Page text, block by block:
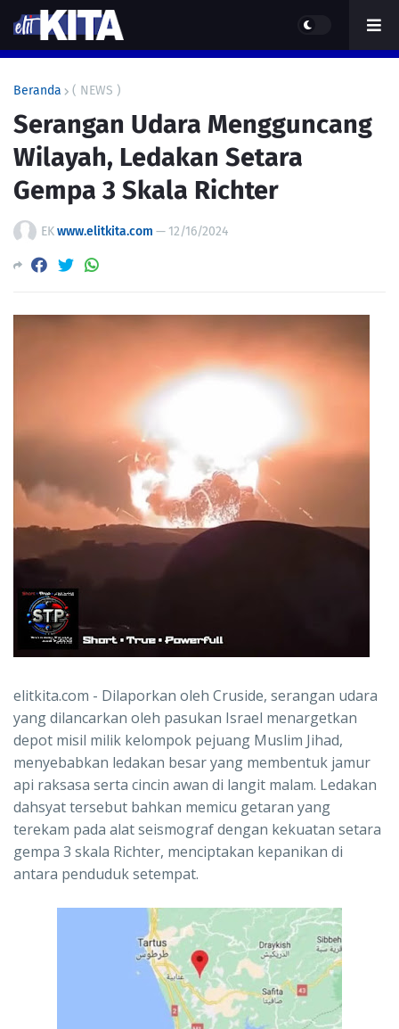
Beranda ( NEWS )
Serangan Udara Mengguncang
Wilayah, Ledakan Setara
Gempa 3 Skala Richter
EKwww.elitkita.com — 12/16/2024
elitkita.com - Dilaporkan oleh Cruside, serangan udara
yang dilancarkan oleh pasukan Israel menargetkan
depot misil milik kelompok pejuang Muslim Jihad,
menyebabkan ledakan besar yang membentuk jamur
api raksasa serta cincin awan di langit malam. Ledakan
dahsyat tersebut bahkan memicu getaran yang
terekam pada alat seismograf dengan kekuatan setara
gempa 3 skala Richter, menciptakan kepanikan di
antara penduduk setempat.